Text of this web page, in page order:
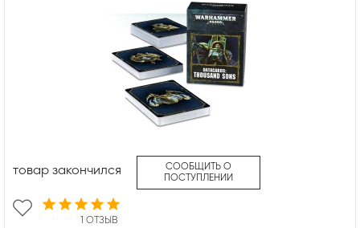
1 ОТЗЫВ
товар закончился
СООБЩИТЬ О
ПОСТУПЛЕНИИ